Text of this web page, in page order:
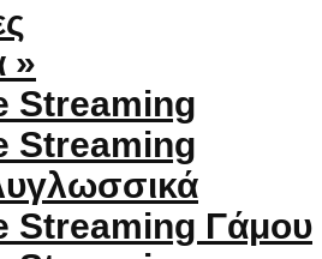
»
Streaming
Streaming
Streaming Γάμου